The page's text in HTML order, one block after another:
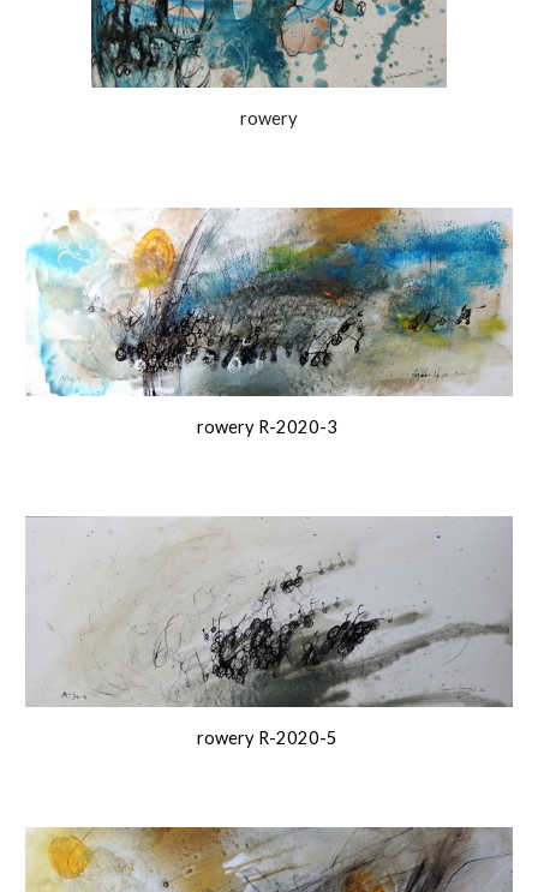
rowery
rowery R-2020-3
rowery R-2020-5